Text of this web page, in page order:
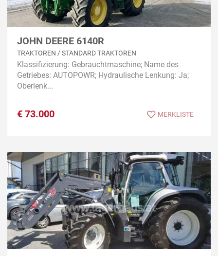
JOHN DEERE 6140R
TRAKTOREN / STANDARD TRAKTOREN
Klassifizierung: Gebrauchtmaschine; Name des
Getriebes: AUTOPOWR; Hydraulische Lenkung: Ja;
Oberlenk...
€ 73.000 MERKLISTE